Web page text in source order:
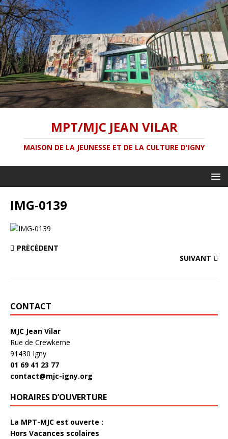
MPT/MJC JEAN VILAR
MAISON DE LA JEUNESSE ET DE LA CULTURE D'IGNY
IMG-0139
PRÉCÉDENT
SUIVANT
CONTACT
MJC Jean Vilar
Rue de Crewkerne
91430 Igny
01 69 41 23 77
contact@mjc-igny.org
HORAIRES D’OUVERTURE
La MPT-MJC est ouverte :
Hors Vacances scolaires